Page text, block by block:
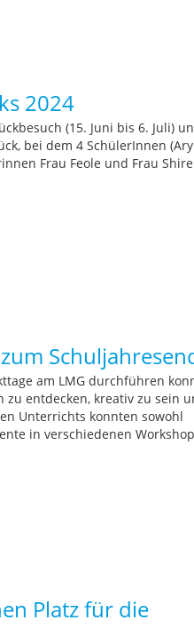
2024
(15. Juni bis 6. Juli)
bei dem 4 SchülerInnen
Frau Feole und Frau
am LMG durchführen
zu entdecken, kreativ zu sein
Unterrichts konnten sowohl
in verschiedenen
Platz für die